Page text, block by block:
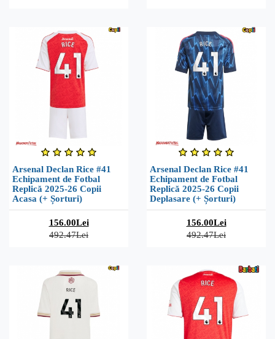
Arsenal Declan Rice #41
Echipament de Fotbal
Replică 2025-26 Copii
Acasa (+ Șorturi)
156.00Lei
492.47Lei
Arsenal Declan Rice #41
Echipament de Fotbal
Replică 2025-26 Copii
Deplasare (+ Șorturi)
156.00Lei
492.47Lei